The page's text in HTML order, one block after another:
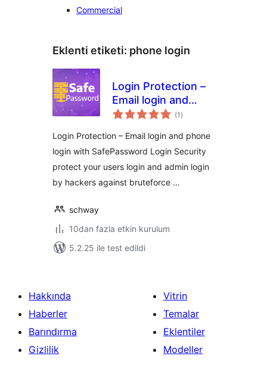
Commercial
Eklenti etiketi: phone login
Login Protection –
Email login and
phone login with
Login Security
(1 toplam
puan
)
Login Protection – Email login and phone
login with SafePassword Login Security
protect your users login and admin login
by hackers against bruteforce …
schway
10dan fazla etkin kurulum
5.2.25 ile test edildi
Hakkında
Haberler
Barındırma
Gizlilik
Vitrin
Temalar
Eklentiler
Modeller